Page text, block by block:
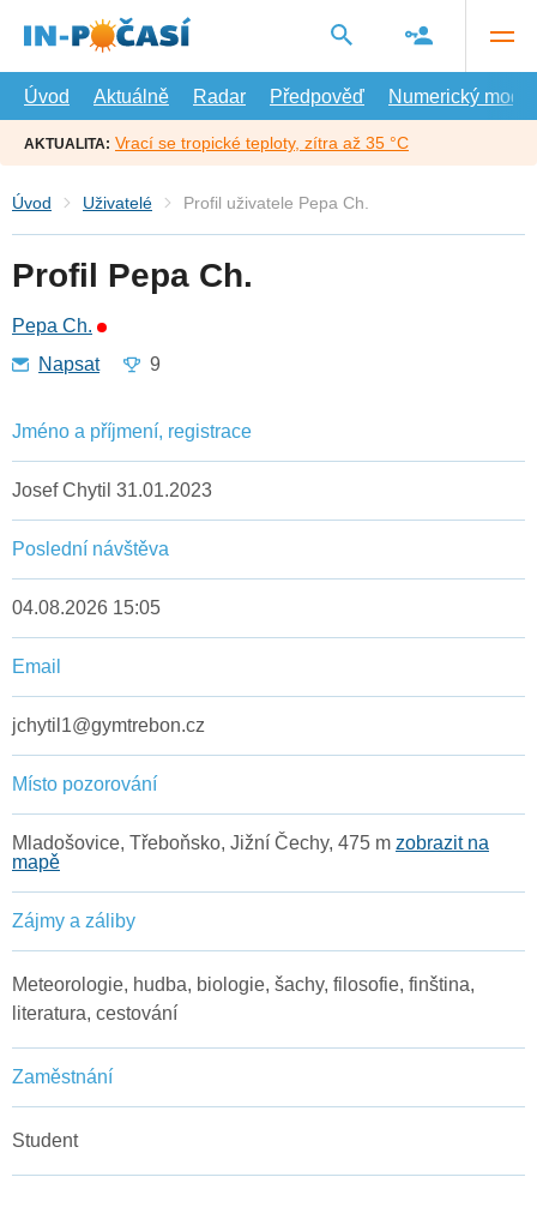
hlavní
Úvod
Aktuálně Radar Předpověď Numerický model
AKTUALITA: Vrací se tropické teploty, zítra až 35 °C
Úvod Uživatelé Profil uživatele Pepa Ch.
Profil Pepa Ch.
Pepa Ch.
Napsat
9
Jméno a příjmení, registrace
Josef Chytil 31.01.2023
Poslední návštěva
04.08.2026 15:05
Email
jchytil1@gymtrebon.cz
Místo pozorování
Mladošovice, Třeboňsko, Jižní Čechy, 475 m zobrazit na
mapě
Zájmy a záliby
Meteorologie, hudba, biologie, šachy, filosofie, finština,
literatura, cestování
Zaměstnání
Student